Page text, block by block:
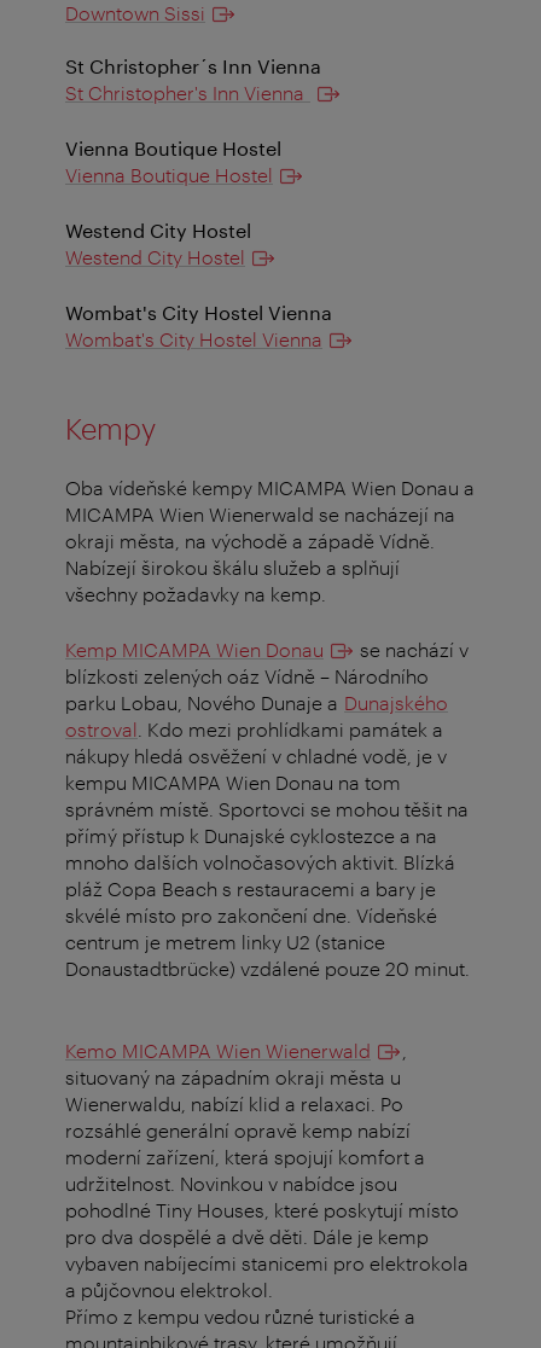
Downtown Sissi
St Christopher´s Inn Vienna
St Christopher's Inn Vienna
Vienna Boutique Hostel
Vienna Boutique Hostel
Westend City Hostel
Westend City Hostel
Wombat's City Hostel Vienna
Wombat's City Hostel Vienna
Kempy
Oba vídeňské kempy MICAMPA Wien Donau a
MICAMPA Wien Wienerwald se nacházejí na
okraji města, na východě a západě Vídně.
Nabízejí širokou škálu služeb a splňují
všechny požadavky na kemp.
Kemp MICAMPA Wien Donau
se nachází v
blízkosti zelených oáz Vídně – Národního
parku Lobau, Nového Dunaje a Dunajského
ostroval . Kdo mezi prohlídkami památek a
nákupy hledá osvěžení v chladné vodě, je v
kempu MICAMPA Wien Donau na tom
správném místě. Sportovci se mohou těšit na
přímý přístup k Dunajské cyklostezce a na
mnoho dalších volnočasových aktivit. Blízká
pláž Copa Beach s restauracemi a bary je
skvélé místo pro zakončení dne. Vídeňské
centrum je metrem linky U2 (stanice
Donaustadtbrücke) vzdálené pouze 20 minut.
Kemo MICAMPA Wien Wienerwald
situovaný na západním okraji města u
Wienerwaldu, nabízí klid a relaxaci. Po
rozsáhlé generální opravě kemp nabízí
moderní zařízení, která spojují komfort a
udržitelnost. Novinkou v nabídce jsou
pohodlné Tiny Houses, které poskytují místo
pro dva dospělé a dvě děti. Dále je kemp
vybaven nabíjecími stanicemi pro elektrokola
a půjčovnou elektrokol.
Přímo z kempu vedou různé turistické a
mountainbikové trasy, které umožňují